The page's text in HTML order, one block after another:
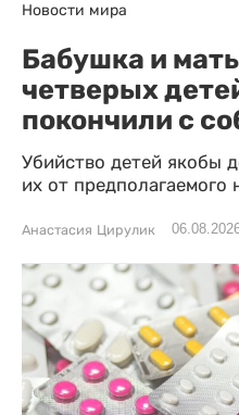
Новости мира
Бабушка и
четверых
покончили с
Убийство детей якобы
их от предполагаемого
Анастасия Цирулик